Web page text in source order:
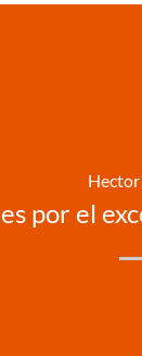
Hector
por el